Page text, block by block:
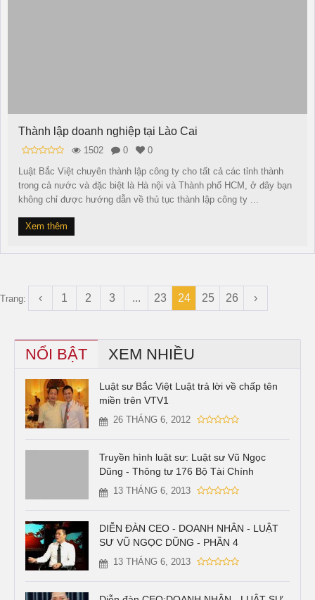
Thành lập doanh nghiệp tại Lào Cai
1502 0
0
Luật Bắc Việt chuyên thành lập công ty cho tất cả các tỉnh thành
trong cả nước và đặc biệt là Hà nội và Thành phố HCM, ở đây bạn
không chỉ được hướng dẫn về thủ tục thành lập công ty ...
Xem thêm
Trang: ‹ 1 2 3 ... 23 24 25 26 ›
NỔI BẬT XEM NHIỀU
Luật sư Bắc Việt Luật trả lời về chấp tên
miền trên VTV1
26 THÁNG 6, 2012
Truyền hình luật sư: Luật sư Vũ Ngọc
Dũng - Thông tư 176 Bộ Tài Chính
13 THÁNG 6, 2013
DIỄN ĐÀN CEO - DOANH NHÂN - LUẬT
SƯ VŨ NGỌC DŨNG - PHẦN 4
13 THÁNG 6, 2013